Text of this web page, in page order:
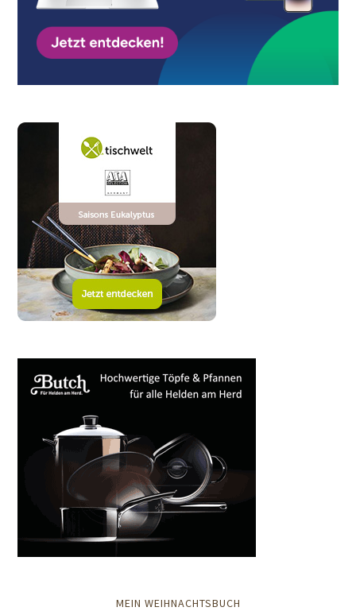
MEIN WEIHNACHTSBUCH